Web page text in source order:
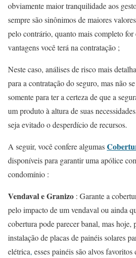
obviamente maior tranquilidade aos
sempre são sinônimos de maiores
pelo contrário, quanto mais completo
vantagens você terá na contratação ;
Neste caso, análises de risco mais
para a contratação do seguro, mas não
somente para ter a certeza de que a
um produto à altura de suas
seja evitado o desperdício de recursos.
A seguir, você confere algumas
disponíveis para garantir uma apólice
condomínio :
Vendaval e Granizo : Garante a
pelo impacto de um vendaval ou ainda
cobertura pode parecer banal, mas hoje,
instalação de placas de painéis solares
elétrica, esses painéis são alvos